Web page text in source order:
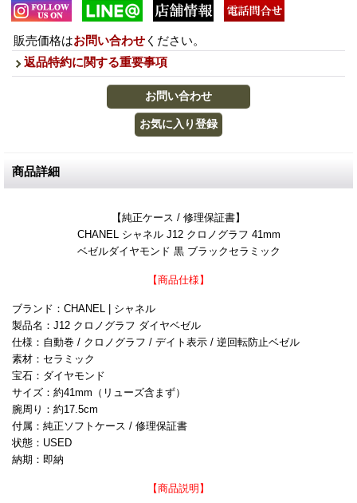
販売価格はお問い合わせ ください。
返品特約に関する重要事項
商品詳細
【純正ケース / 修理保証書】
CHANEL シャネル J12 クロノグラフ 41mm
ベゼルダイヤモンド 黒 ブラックセラミック
【商品仕様】
ブランド：CHANEL | シャネル
製品名：J12 クロノグラフ ダイヤベゼル
仕様：自動巻 / クロノグラフ / デイト表示 / 逆回転防止ベゼル
素材：セラミック
宝石：ダイヤモンド
サイズ：約41mm（リューズ含まず）
腕周り：約17.5cm
付属：純正ソフトケース / 修理保証書
状態：USED
納期：即納
【商品説明】